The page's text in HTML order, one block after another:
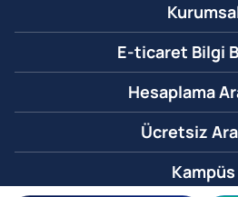
E-ticaret Bilgi
Hesaplama
Ücretsiz
Kampüs